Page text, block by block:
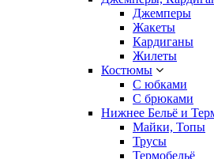
Джемперы
Жакеты
Кардиганы
Жилеты
Костюмы
С юбками
С брюками
Нижнее Бельё и
Майки, Топы
Трусы
Термобельё